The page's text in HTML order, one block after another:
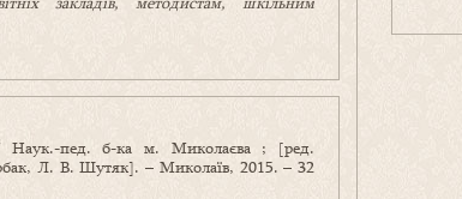
Наук.-пед. б-ка м. Миколаєва ; [ред.
Л. В. Шутяк]. – Миколаїв, 2015. – 32